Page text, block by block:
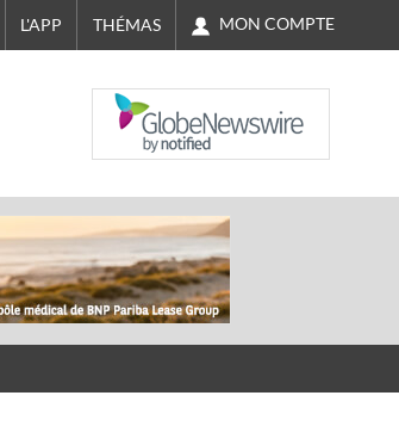
L'APP THÉMAS MON COMPTE
NASDAQ